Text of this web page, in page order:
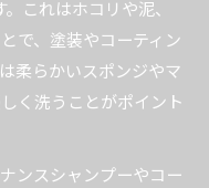
これはホコリや泥、
で、塗装やコーティン
柔らかいスポンジやマ
く洗うことがポイント
ンスシャンプーやコー